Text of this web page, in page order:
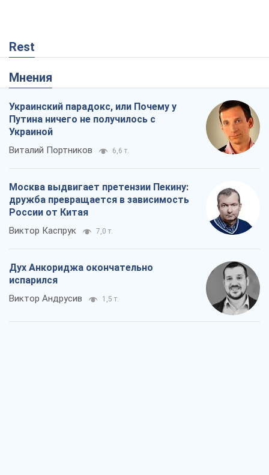
Rest
Мнения
Украинский парадокс, или Почему у
Путина ничего не получилось с
Украиной
Виталий Портников 6,6 т.
Москва выдвигает претензии Пекину:
дружба превращается в зависимость
России от Китая
Виктор Каспрук 7,0 т.
Дух Анкориджа окончательно
испарился
Виктор Андрусив 1,5 т.